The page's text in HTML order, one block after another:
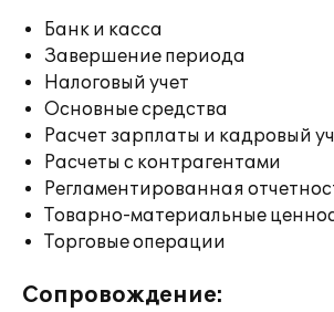
Банк и касса
Завершение периода
Налоговый учет
Основные средства
Расчет зарплаты и кадровый
Расчеты с контрагентами
Регламентированная
Товарно-материальные
Торговые операции
Сопровождение: